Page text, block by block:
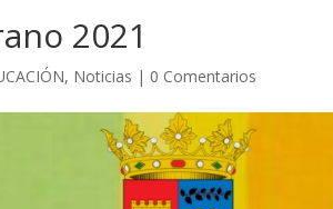
2021
, Noticias | 0 Comentarios